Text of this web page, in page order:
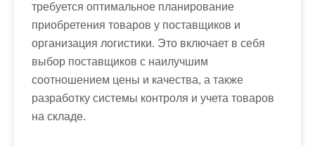
требуется оптимальное планирование
приобретения товаров у поставщиков и
организация логистики. Это включает в себя
выбор поставщиков с наилучшим
соотношением цены и качества, а также
разработку системы контроля и учета товаров
на складе.